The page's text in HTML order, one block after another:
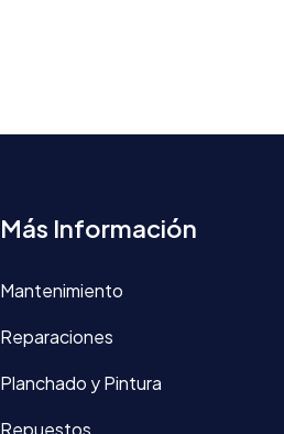
Más Información
Mantenimiento
Reparaciones
Planchado y Pintura
Repuestos